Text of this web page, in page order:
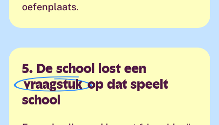
oefenplaats.
5. De school lost een
vraagstukop dat speelt
school